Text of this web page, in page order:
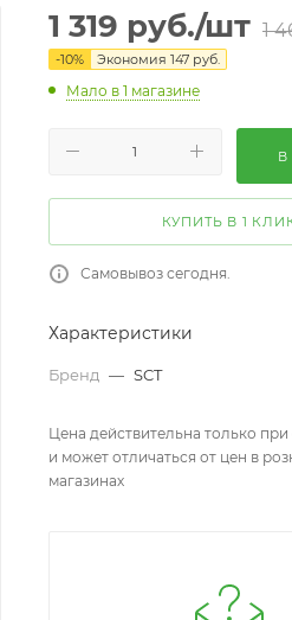
1 319 руб./шт 1
-10% Экономия 147 руб.
Мало в 1 магазине
В
КУПИТЬ В 1
Самовывоз сегодня.
Характеристики
Бренд — SCT
Цена действительна только при
и может отличаться от цен в
магазинах